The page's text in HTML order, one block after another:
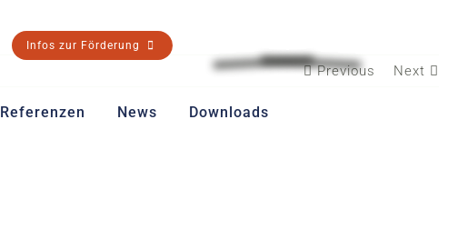
Infos zur Förderung
Referenzen News Downloads
Previous Next